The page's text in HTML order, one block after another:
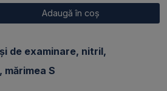
Adaugă în coș
de examinare, nitril,
S